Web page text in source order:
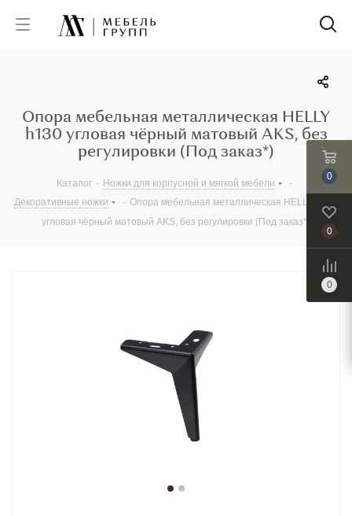
Опора мебельная металлическая HELLY
h130 угловая чёрный матовый AKS, без
регулировки (Под заказ*)
Каталог - Ножки для корпусной и мягкой мебели
-
Декоративные ножки
- Опора мебельная металлическая HELLY h130
угловая чёрный матовый AKS, без регулировки (Под заказ*)
0
0
0